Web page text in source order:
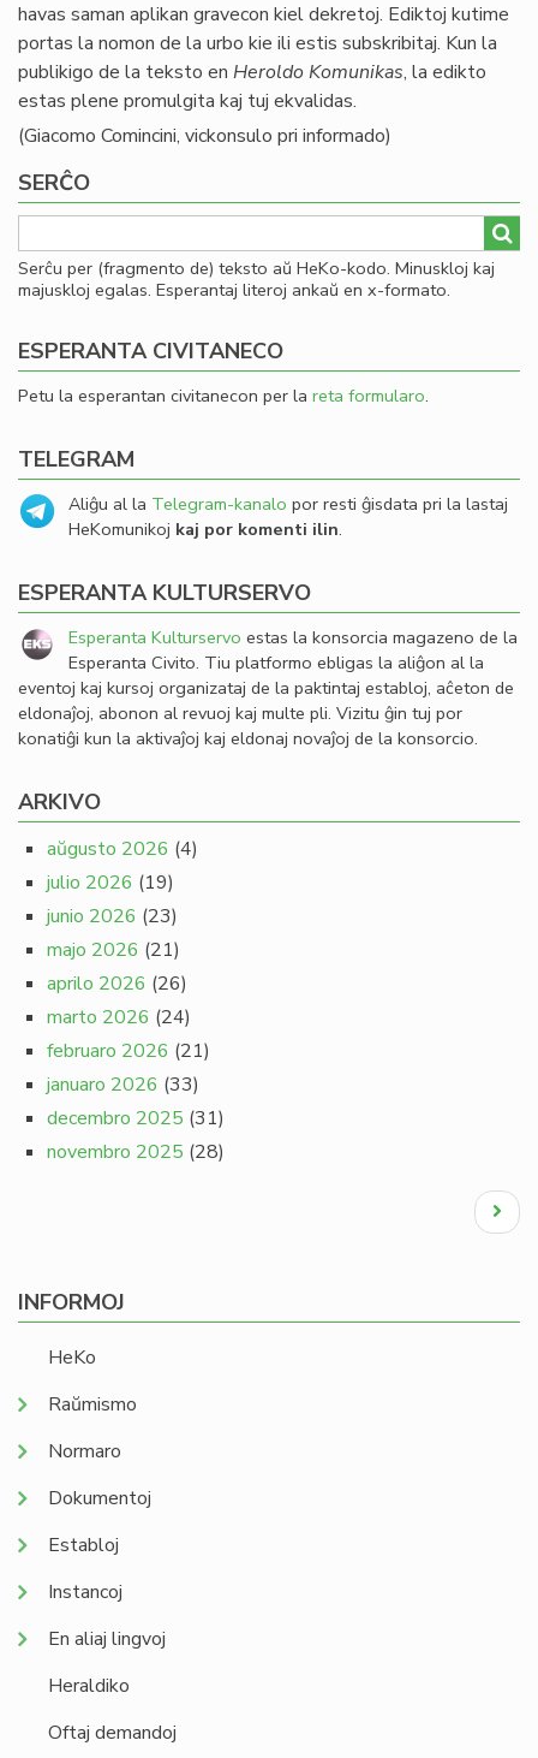
havas saman aplikan gravecon kiel dekretoj. Ediktoj kutime
portas la nomon de la urbo kie ili estis subskribitaj. Kun la
publikigo de la teksto en Heroldo Komunikas, la edikto
estas plene promulgita kaj tuj ekvalidas.
(Giacomo Comincini, vickonsulo pri informado)
SERĈO
Serĉu per (fragmento de) teksto aŭ HeKo-kodo. Minuskloj kaj
majuskloj egalas. Esperantaj literoj ankaŭ en x-formato.
ESPERANTA CIVITANECO
Petu la esperantan civitanecon per la reta formularo.
TELEGRAM
Aliĝu al la Telegram-kanalo por resti ĝisdata pri la lastaj
HeKomunikoj kaj por komenti ilin.
ESPERANTA KULTURSERVO
Esperanta Kulturservo estas la konsorcia magazeno de la
Esperanta Civito. Tiu platformo ebligas la aliĝon al la
eventoj kaj kursoj organizataj de la paktintaj establoj, aĉeton de
eldonaĵoj, abonon al revuoj kaj multe pli. Vizitu ĝin tuj por
konatiĝi kun la aktivaĵoj kaj eldonaj novaĵoj de la konsorcio.
ARKIVO
aŭgusto 2026 (4)
julio 2026 (19)
junio 2026 (23)
majo 2026 (21)
aprilo 2026 (26)
marto 2026 (24)
februaro 2026 (21)
januaro 2026 (33)
decembro 2025 (31)
novembro 2025 (28)
Next
page
INFORMOJ
HeKo
Raŭmismo
Normaro
Dokumentoj
Establoj
Instancoj
En aliaj lingvoj
Heraldiko
Oftaj demandoj